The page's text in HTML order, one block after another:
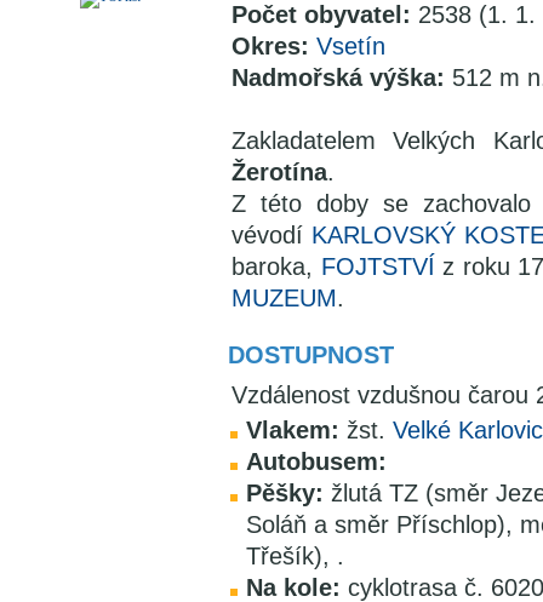
Počet obyvatel: 2538 (1. 1.
Okres: Vsetín
Nadmořská výška: 512 m
Zakladatelem Velkých
Žerotína.
Z této doby se zachovalo
vévodí KARLOVSKÝ
baroka, FOJTSTVÍ z roku
MUZEUM.
DOSTUPNOST
Vzdálenost vzdušnou
Vlakem: žst. Velké
Autobusem:
Pěšky: žlutá TZ (směr
Soláň a směr Příschlop),
Třešík), .
Na kole: cyklotrasa č.